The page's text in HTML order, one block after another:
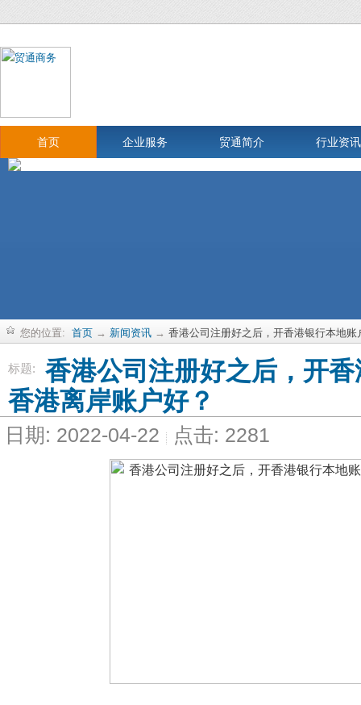
首页 企业服务 贸通简介 行业资讯
您的位置: 首页 → 新闻资讯 → 香港公司注册好之后，开香港银行本地
标题:
香港公司注册好之后，开
香港离岸账户好？
日期: 2022-04-22 点击: 2281